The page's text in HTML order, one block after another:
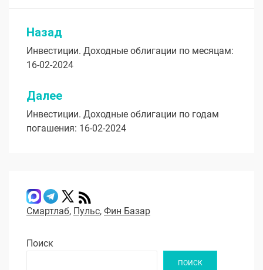
Навигация
по
записям
Назад
Инвестиции. Доходные облигации по месяцам:
16-02-2024
Далее
Инвестиции. Доходные облигации по годам
погашения: 16-02-2024
Смартлаб, Пульс, Фин Базар
Поиск
ПОИСК